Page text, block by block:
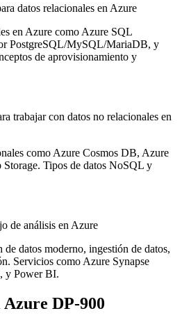
datos relacionales en Azure
en Azure como Azure SQL
PostgreSQL/MySQL/MariaDB, y
de aprovisionamiento y
trabajar con datos no relacionales en
como Azure Cosmos DB, Azure
Tipos de datos NoSQL y
de análisis en Azure
de datos moderno, ingestión de datos,
Servicios como Azure Synapse
y Power BI.
Azure DP-900